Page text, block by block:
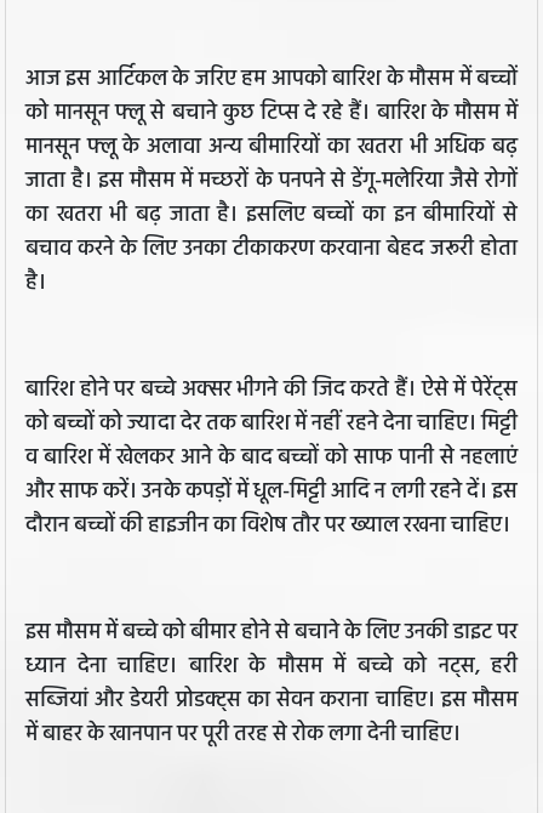
आज इस आर्टिकल के जरिए हम आपको बारिश के मौसम में बच्चों
को मानसून फ्लू से बचाने कुछ टिप्स दे रहे हैं। बारिश के मौसम में
मानसून फ्लू के अलावा अन्य बीमारियों का खतरा भी अधिक बढ़
जाता है। इस मौसम में मच्छरों के पनपने से डेंगू-मलेरिया जैसे रोगों
का खतरा भी बढ़ जाता है। इसलिए बच्चों का इन बीमारियों से
बचाव करने के लिए उनका टीकाकरण करवाना बेहद जरूरी होता
है।
बारिश होने पर बच्चे अक्सर भीगने की जिद करते हैं। ऐसे में पेरेंट्स
को बच्चों को ज्यादा देर तक बारिश में नहीं रहने देना चाहिए। मिट्टी
व बारिश में खेलकर आने के बाद बच्चों को साफ पानी से नहलाएं
और साफ करें। उनके कपड़ों में धूल-मिट्टी आदि न लगी रहने दें। इस
दौरान बच्चों की हाइजीन का विशेष तौर पर ख्याल रखना चाहिए।
इस मौसम में बच्चे को बीमार होने से बचाने के लिए उनकी डाइट पर
ध्यान देना चाहिए। बारिश के मौसम में बच्चे को नट्स, हरी
सब्जियां और डेयरी प्रोडक्ट्स का सेवन कराना चाहिए। इस मौसम
में बाहर के खानपान पर पूरी तरह से रोक लगा देनी चाहिए।